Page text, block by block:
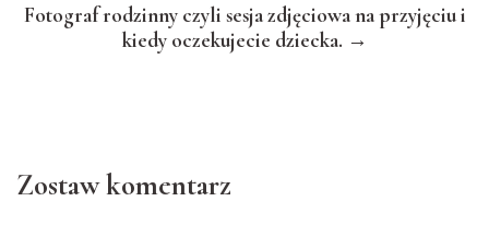
Fotograf rodzinny czyli sesja zdjęciowa na przyjęciu i
kiedy oczekujecie dziecka. →
Zostaw komentarz